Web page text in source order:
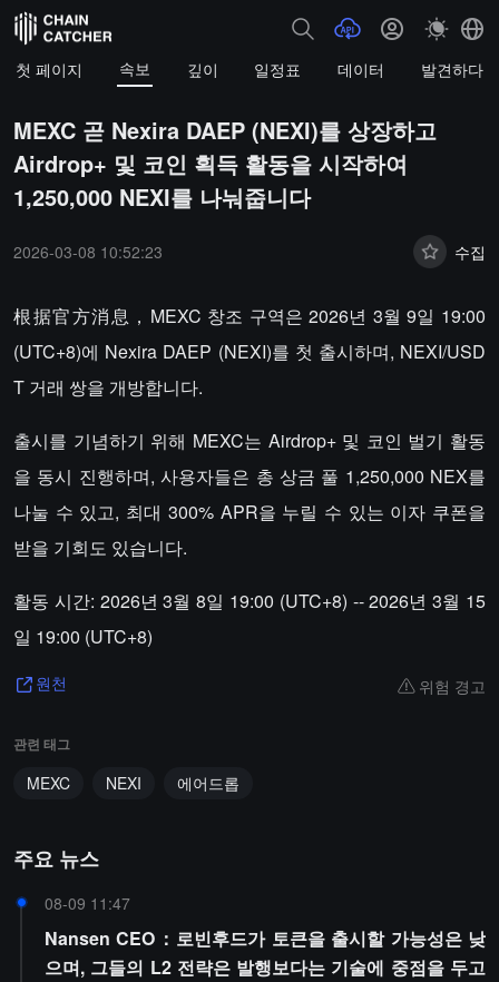
첫 페이지 속보 깊이 일정표 데이터 발견하다
MEXC 곧 Nexira DAEP (NEXI)를 상장하고
Airdrop+ 및 코인 획득 활동을 시작하여
1,250,000 NEXI를 나눠줍니다
2026-03-08 10:52:23 수집
根据官方消息，MEXC 창조 구역은 2026년 3월 9일 19:00
(UTC+8)에 Nexira DAEP (NEXI)를 첫 출시하며, NEXI/USD
T 거래 쌍을 개방합니다.
출시를 기념하기 위해 MEXC는 Airdrop+ 및 코인 벌기 활동
을 동시 진행하며, 사용자들은 총 상금 풀 1,250,000 NEX를
나눌 수 있고, 최대 300% APR을 누릴 수 있는 이자 쿠폰을
받을 기회도 있습니다.
활동 시간: 2026년 3월 8일 19:00 (UTC+8) -- 2026년 3월 15
일 19:00 (UTC+8)
원천 위험 경고
관련 태그
MEXC NEXI 에어드롭
주요 뉴스
08-09 11:47
Nansen CEO：로빈후드가 토큰을 출시할 가능성은 낮
으며, 그들의 L2 전략은 발행보다는 기술에 중점을 두고